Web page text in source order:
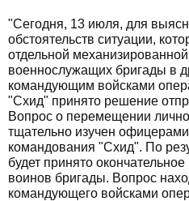
"Сегодня, 13 июля, для
обстоятельств ситуации,
отдельной
военнослужащих бригады в
командующим войсками
"Схид" принято решение
Вопрос о перемещении
тщательно изучен
командования "Схид". По
будет принято
воинов бригады. Вопрос
командующего войсками